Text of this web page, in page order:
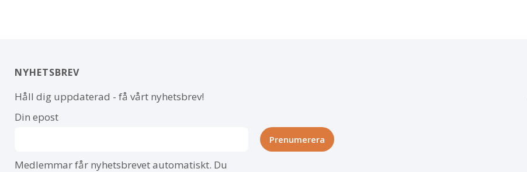
NYHETSBREV
Håll dig uppdaterad - få vårt nyhetsbrev!
Din epost
Medlemmar får nyhetsbrevet automatiskt. Du